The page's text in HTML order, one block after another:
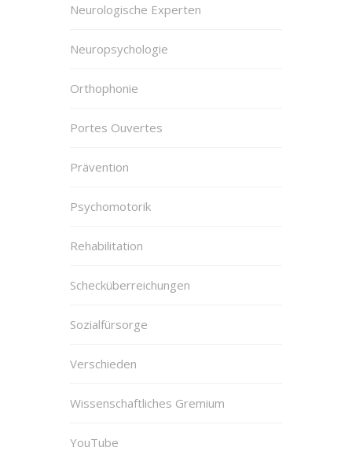
Neurologische Experten
Neuropsychologie
Orthophonie
Portes Ouvertes
Prävention
Psychomotorik
Rehabilitation
Schecküberreichungen
Sozialfürsorge
Verschieden
Wissenschaftliches Gremium
YouTube